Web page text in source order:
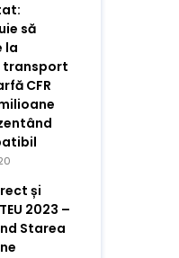
să
la
transport
CFR
și
2023 –
Starea